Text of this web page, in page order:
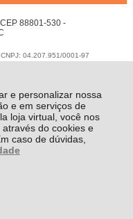
e personalizar nossa
e em serviços de
loja virtual, você nos
do cookies e
caso de dúvidas,
88801-530 -
04.207.951/0001-97